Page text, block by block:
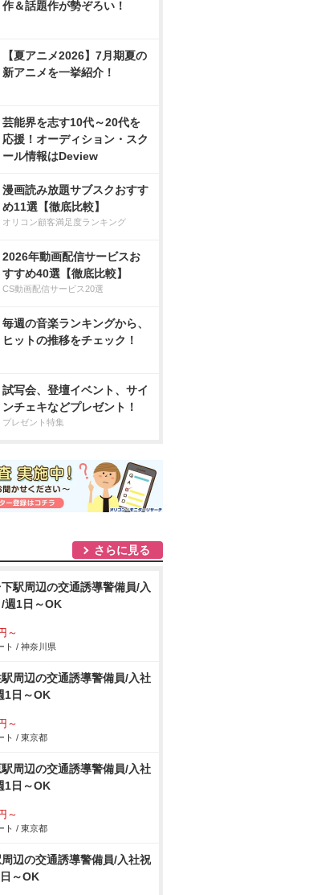
作＆話題作が勢ぞろい！
【夏アニメ2026】7月期夏の
新アニメを一挙紹介！
芸能界を志す10代～20代を
応援！オーディション・スク
ール情報はDeview
漫画読み放題サブスクおすす
め11選【徹底比較】
オリコン顧客満足度ランキング
2026年動画配信サービスお
すすめ40選【徹底比較】
CS動画配信サービス20選
毎週の音楽ランキングから、
ヒットの推移をチェック！
試写会、登壇イベント、サイ
ンチェキなどプレゼント！
プレゼント特集
さらに見る
駅周辺の交通誘導警備員/入
週1日～OK
～
ト / 神奈川県
周辺の交通誘導警備員/入社
1日～OK
～
ト / 東京都
周辺の交通誘導警備員/入社
1日～OK
～
ト / 東京都
辺の交通誘導警備員/入社祝
～OK